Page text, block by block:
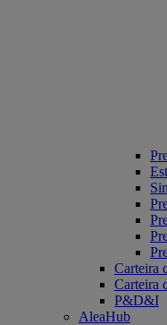
Carteira
Carteira
P&D&I
AleaHub